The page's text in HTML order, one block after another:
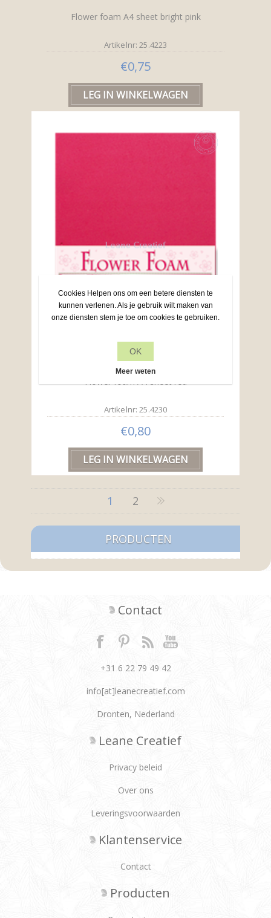
Flower foam A4 sheet bright pink
Artikelnr: 25.4223
€0,75
Artikelnr: 25.4230
€0,80
1 2
PRODUCTEN
Contact
+31 6 22 79 49 42
info[at]leanecreatief.com
Dronten, Nederland
Leane Creatief
Privacy beleid
Over ons
Leveringsvoorwaarden
Klantenservice
Contact
Producten
Cookies Helpen ons om een betere diensten te
kunnen verlenen. Als je gebruik wilt maken van
onze diensten stem je toe om cookies te gebruiken.
OK
Meer weten